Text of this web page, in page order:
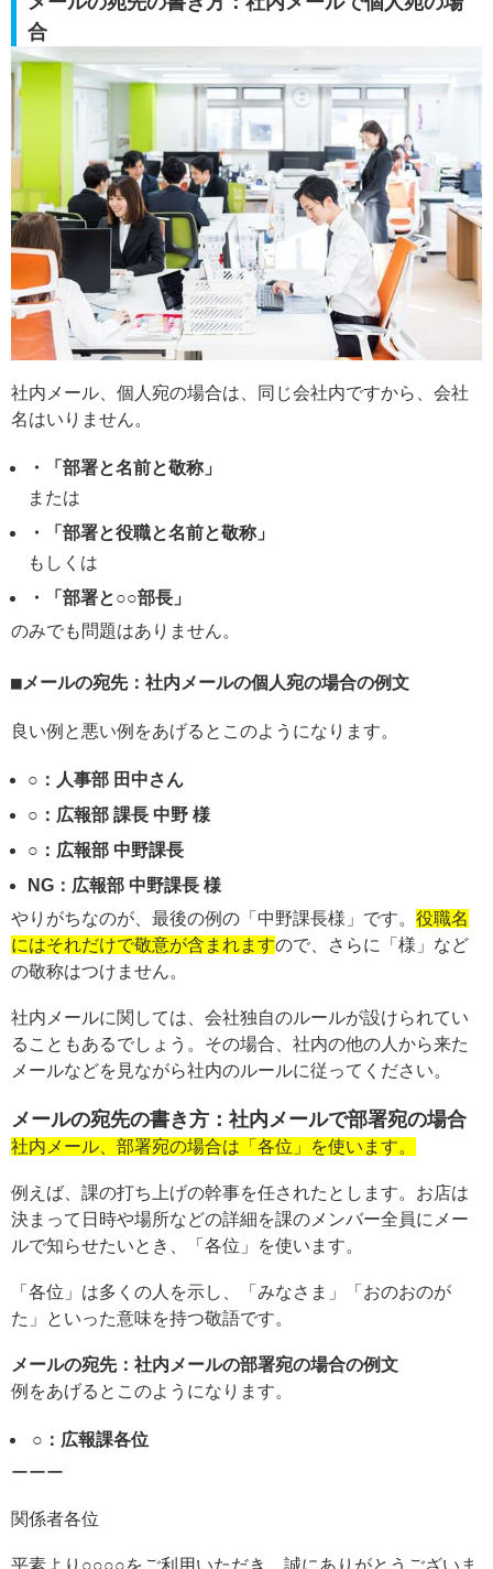
合
社内メール、個人宛の場合は、同じ会社内ですから、会社
名はいりません。
・「部署と名前と敬称」
または
・「部署と役職と名前と敬称」
もしくは
・「部署と○○部長」
のみでも問題はありません。
メールの宛先：社内メールの個人宛の場合の例文
良い例と悪い例をあげるとこのようになります。
○：人事部 田中さん
○：広報部 課長 中野 様
○：広報部 中野課長
NG：広報部 中野課長 様
やりがちなのが、最後の例の「中野課長様」です。 役職名
にはそれだけで敬意が含まれますので、さらに「様」など
の敬称はつけません。
社内メールに関しては、会社独自のルールが設けられてい
ることもあるでしょう。その場合、社内の他の人から来た
メールなどを見ながら社内のルールに従ってください。
メールの宛先の書き方：社内メールで部署宛の場合
社内メール、部署宛の場合は「各位」を使います。
例えば、課の打ち上げの幹事を任されたとします。お店は
決まって日時や場所などの詳細を課のメンバー全員にメー
ルで知らせたいとき、「各位」を使います。
「各位」は多くの人を示し、「みなさま」「おのおのが
た」といった意味を持つ敬語です。
メールの宛先：社内メールの部署宛の場合の例文
例をあげるとこのようになります。
○：広報課各位
ーーー
関係者各位
平素より○○○○をご利用いただき、誠にありがとうございま